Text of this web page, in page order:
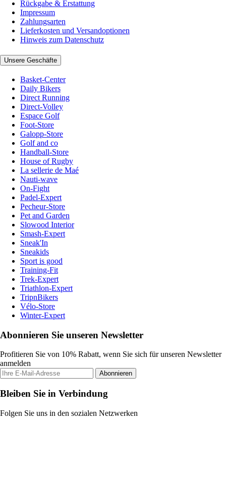
Rückgabe & Erstattung
Impressum
Zahlungsarten
Lieferkosten und Versandoptionen
Hinweis zum Datenschutz
Unsere Geschäfte
Basket-Center
Daily Bikers
Direct Running
Direct-Volley
Espace Golf
Foot-Store
Galopp-Store
Golf and co
Handball-Store
House of Rugby
La sellerie de Maé
Nauti-wave
On-Fight
Padel-Expert
Pecheur-Store
Pet and Garden
Slowood Interior
Smash-Expert
Sneak'In
Sneakids
Sport is good
Training-Fit
Trek-Expert
Triathlon-Expert
TripnBikers
Vélo-Store
Winter-Expert
Abonnieren Sie unseren Newsletter
Profitieren Sie von 10% Rabatt, wenn Sie sich für unseren Newsletter
anmelden
Abonnieren
Bleiben Sie in Verbindung
Folgen Sie uns in den sozialen Netzwerken